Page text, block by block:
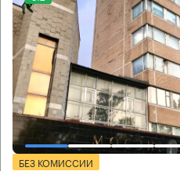
БЕЗ КОМИССИИ